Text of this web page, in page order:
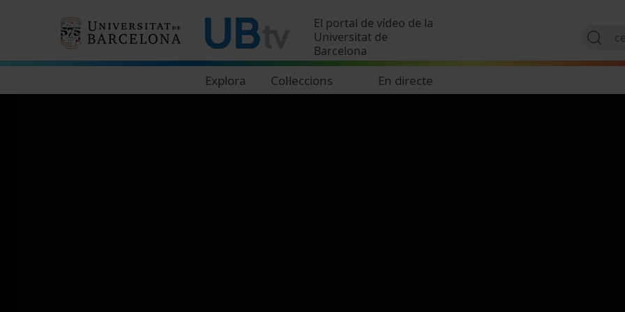
El portal de vídeo de la
Universitat de
Barcelona
Explora Col·leccions En directe